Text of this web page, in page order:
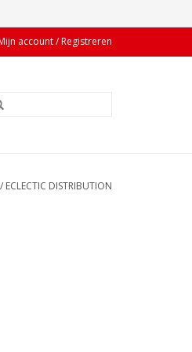
account / Registreren
/ ECLECTIC DISTRIBUTION